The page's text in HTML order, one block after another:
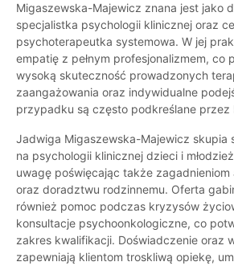
Migaszewska-Majewicz znana jest jako
specjalistka psychologii klinicznej oraz
psychoterapeutka systemowa. W jej
empatię z pełnym profesjonalizmem, co
wysoką skuteczność prowadzonych
zaangażowania oraz indywidualne
przypadku są często podkreślane przez
Jadwiga Migaszewska-Majewicz skupia
na psychologii klinicznej dzieci i
uwagę poświęcając także zagadnieniom
oraz doradztwu rodzinnemu. Oferta
również pomoc podczas kryzysów
konsultacje psychoonkologiczne, co
zakres kwalifikacji. Doświadczenie oraz
zapewniają klientom troskliwą opiekę,